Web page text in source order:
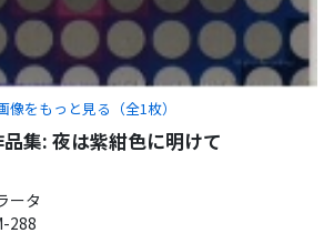
像をもっと見る（全1 枚）
集: 夜は紫紺色に明けて
ータ
288